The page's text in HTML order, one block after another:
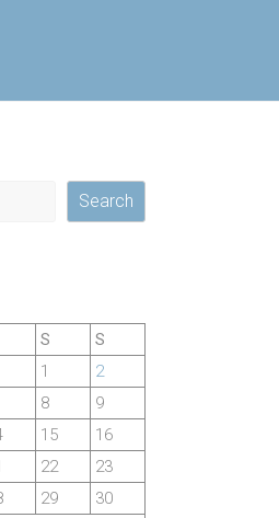
Search
S
S
1
2
8
9
15
16
22
23
29
30